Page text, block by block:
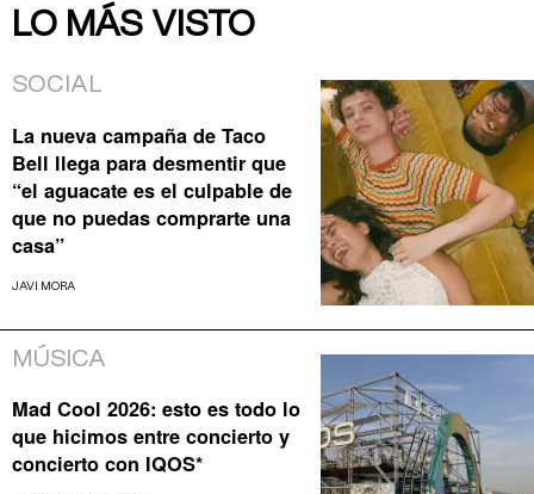
LO MÁS VISTO
SOCIAL
La nueva campaña de Taco
Bell llega para desmentir que
“el aguacate es el culpable de
que no puedas comprarte una
casa”
JAVI MORA
MÚSICA
Mad Cool 2026: esto es todo lo
que hicimos entre concierto y
concierto con IQOS*